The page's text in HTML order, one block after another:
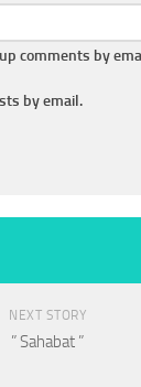
comments by
by email.
NEXT STORY
” Sahabat ”